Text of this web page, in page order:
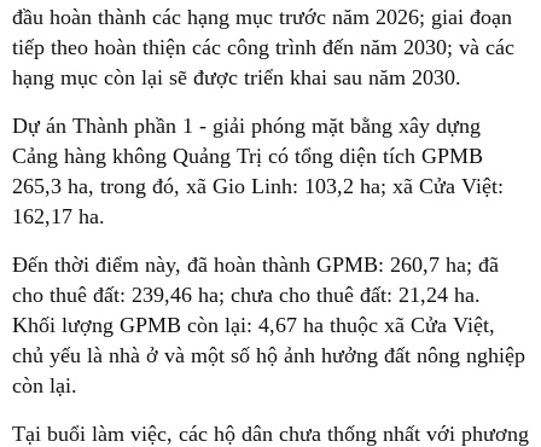
đầu hoàn thành các hạng mục trước năm 2026; giai đoạn
tiếp theo hoàn thiện các công trình đến năm 2030; và các
hạng mục còn lại sẽ được triển khai sau năm 2030.
Dự án Thành phần 1 - giải phóng mặt bằng xây dựng
Cảng hàng không Quảng Trị có tổng diện tích GPMB
265,3 ha, trong đó, xã Gio Linh: 103,2 ha; xã Cửa Việt:
162,17 ha.
Đến thời điểm này, đã hoàn thành GPMB: 260,7 ha; đã
cho thuê đất: 239,46 ha; chưa cho thuê đất: 21,24 ha.
Khối lượng GPMB còn lại: 4,67 ha thuộc xã Cửa Việt,
chủ yếu là nhà ở và một số hộ ảnh hưởng đất nông nghiệp
còn lại.
Tại buổi làm việc, các hộ dân chưa thống nhất với phương